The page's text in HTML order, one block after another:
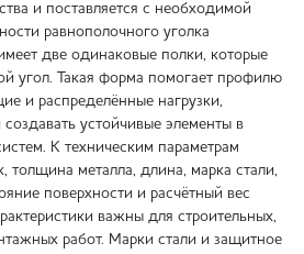
и поставляется с необходимой
равнополочного уголка
две одинаковые полки, которые
угол. Такая форма помогает профилю
и распределённые нагрузки,
устойчивые элементы в
К техническим параметрам
толщина металла, длина, марка стали,
поверхности и расчётный вес
важны для строительных,
работ. Марки стали и защитное